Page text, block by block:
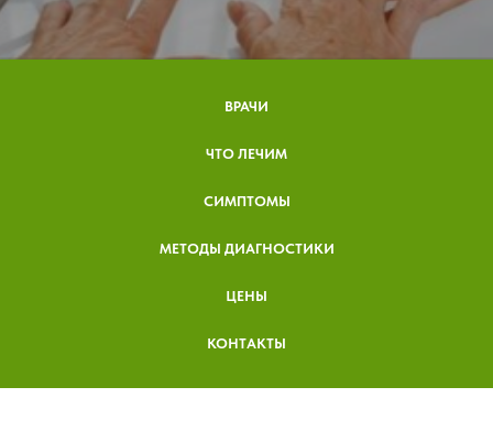
ВРАЧИ
ЧТО ЛЕЧИМ
СИМПТОМЫ
МЕТОДЫ ДИАГНОСТИКИ
ЦЕНЫ
КОНТАКТЫ